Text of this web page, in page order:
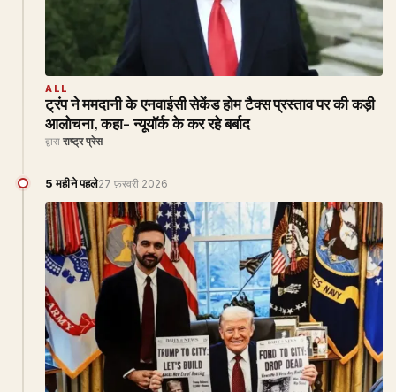
ALL
ट्रंप ने ममदानी के एनवाईसी सेकेंड होम टैक्स प्रस्ताव पर की कड़ी
आलोचना, कहा- न्यूयॉर्क के कर रहे बर्बाद
द्वारा राष्ट्र प्रेस
5 महीने पहले27 फ़रवरी 2026